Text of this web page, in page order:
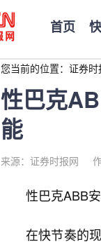
首页
您当前的位置： 证券时
性巴克
能
来源：证券时报网
性巴克ABB
在快节奏的